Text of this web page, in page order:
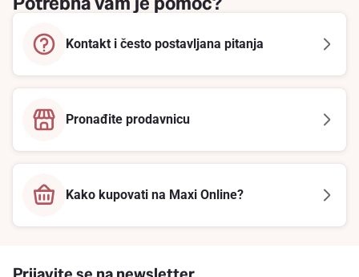
Kontakt i često postavljana pitanja
Pronađite prodavnicu
Kako kupovati na Maxi Online?